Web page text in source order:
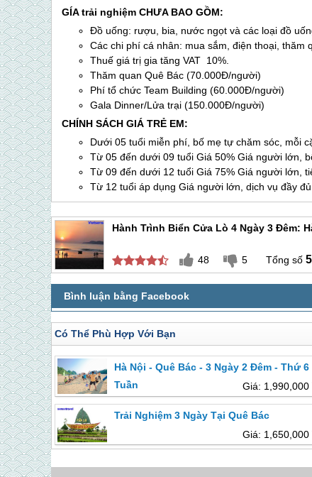
GÍA trải nghiệm CHƯA BAO GỒM:
Đồ uống: rượu, bia, nước ngọt và các loại đồ
Các chi phí cá nhân: mua sắm, điện thoại, thăm
Thuế giá trị gia tăng VAT 10%.
Thăm quan Quê Bác (70.000Đ/người)
Phí tổ chức Team Building (60.000Đ/người)
Gala Dinner/Lửa trại (150.000Đ/người)
CHÍNH SÁCH GIÁ TRẺ EM:
Dưới 05 tuổi miễn phí, bố mẹ tự chăm sóc, mỗi
Từ 05 đến dưới 09 tuổi Giá 50% Giá người lớn,
Từ 09 đến dưới 12 tuổi Giá 75% Giá người lớn,
Từ 12 tuổi áp dụng Giá người lớn, dịch vụ đầy
Hành Trình Biển Cửa Lò 4 Ngày 3 Đêm:
48 5
Có Thể Phù Hợp Với Bạn
Hà Nội - Quê Bác - 3 Ngày 2 Đêm - Thứ 6
Tuần
Giá: 1,990,000
Trải Nghiệm 3 Ngày Tại Quê Bác
Giá: 1,650,000